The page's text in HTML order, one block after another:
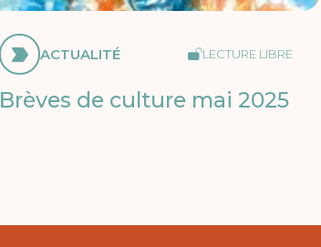
ACTUALITÉ LECTURE LIBRE
Brèves de culture mai 2025